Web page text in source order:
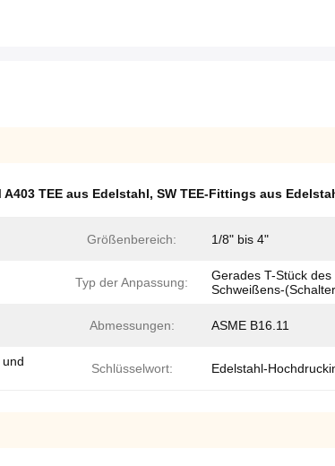
A403 TEE aus Edelstahl, SW TEE-Fittings aus
Größenbereich: 1/8" bis 4"
Typ der Anpassung:
Gerades T-Stück des
Schweißens-
Abmessungen: ASME B16.11
Schlüsselwort: Edelstahl-